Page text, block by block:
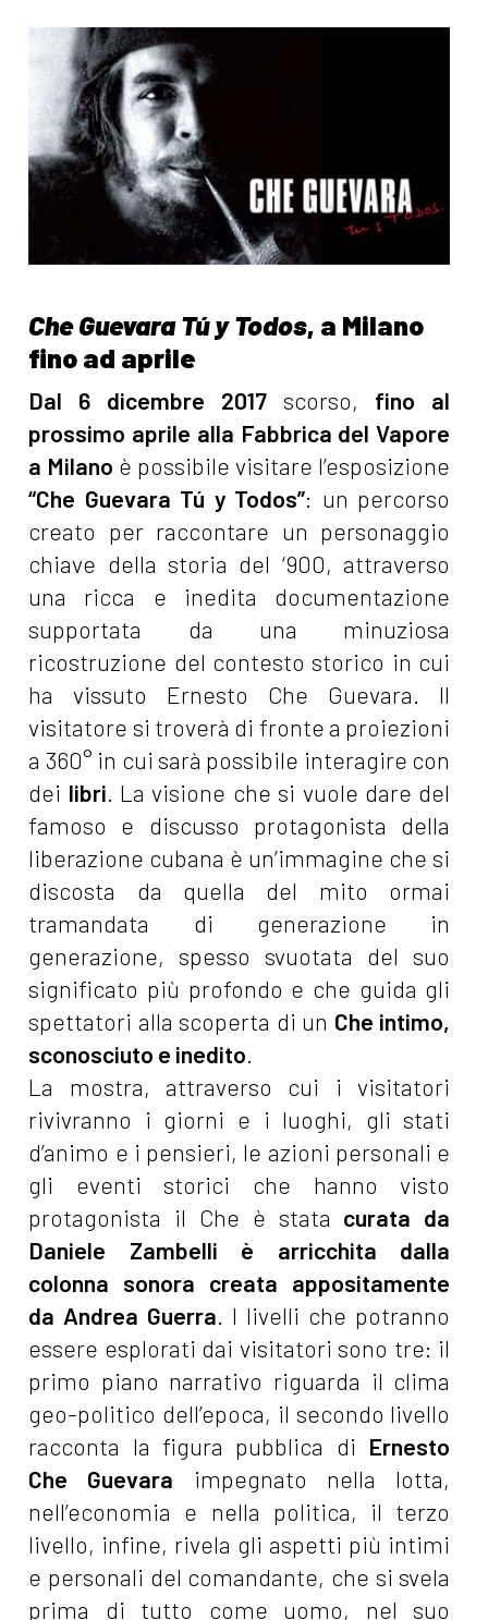
Che Guevara Tú y Todos, a Milano
fino ad aprile
Dal 6 dicembre 2017 scorso, fino al
prossimo aprile alla Fabbrica del Vapore
a Milano è possibile visitare l’esposizione
“Che Guevara Tú y Todos”: un percorso
creato per raccontare un personaggio
chiave della storia del ‘900, attraverso
una ricca e inedita documentazione
supportata da una minuziosa
ricostruzione del contesto storico in cui
ha vissuto Ernesto Che Guevara. Il
visitatore si troverà di fronte a proiezioni
a 360° in cui sarà possibile interagire con
dei libri. La visione che si vuole dare del
famoso e discusso protagonista della
liberazione cubana è un’immagine che si
discosta da quella del mito ormai
tramandata di generazione in
generazione, spesso svuotata del suo
significato più profondo e che guida gli
spettatori alla scoperta di un Che intimo,
sconosciuto e inedito.
La mostra, attraverso cui i visitatori
rivivranno i giorni e i luoghi, gli stati
d’animo e i pensieri, le azioni personali e
gli eventi storici che hanno visto
protagonista il Che è stata curata da
Daniele Zambelli è arricchita dalla
colonna sonora creata appositamente
da Andrea Guerra. I livelli che potranno
essere esplorati dai visitatori sono tre: il
primo piano narrativo riguarda il clima
geo-politico dell’epoca, il secondo livello
racconta la figura pubblica di Ernesto
Che Guevara impegnato nella lotta,
nell’economia e nella politica, il terzo
livello, infine, rivela gli aspetti più intimi
e personali del comandante, che si svela
prima di tutto come uomo, nel suo